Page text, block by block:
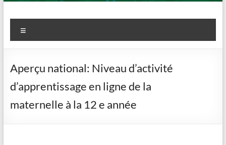
State of the Nation: K-12 E-
Learning in Canada
Aperçu national: Niveau d’activité
d’apprentissage en ligne de la
maternelle à la 12 e année